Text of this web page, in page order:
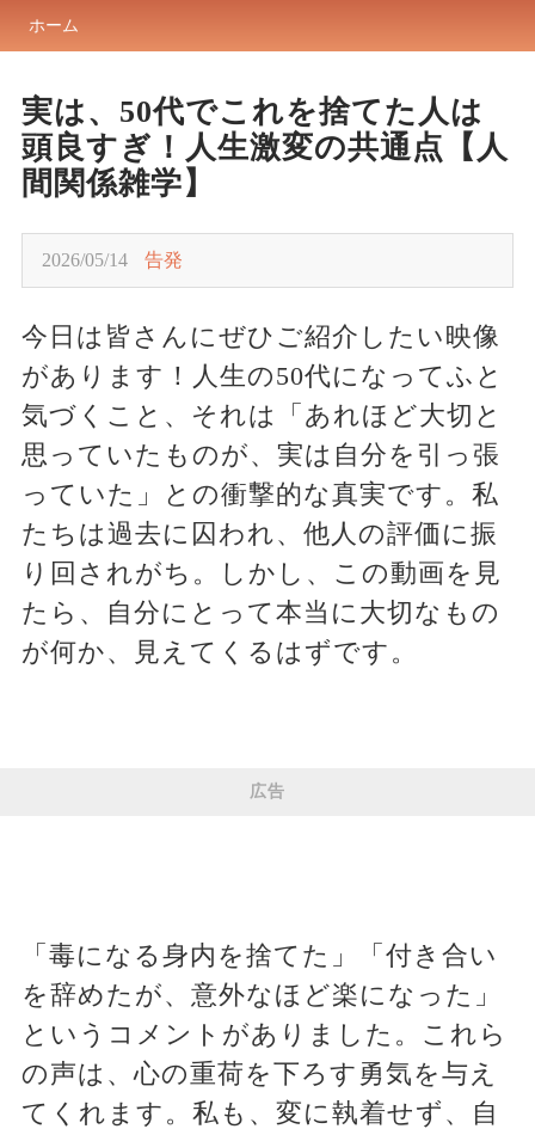
ホーム
実は、50代でこれを捨てた人は
頭良すぎ！人生激変の共通点【人
間関係雑学】
2026/05/14 告発
今日は皆さんにぜひご紹介したい映像
があります！人生の50代になってふと
気づくこと、それは「あれほど大切と
思っていたものが、実は自分を引っ張
っていた」との衝撃的な真実です。私
たちは過去に囚われ、他人の評価に振
り回されがち。しかし、この動画を見
たら、自分にとって本当に大切なもの
が何か、見えてくるはずです。
広告
「毒になる身内を捨てた」「付き合い
を辞めたが、意外なほど楽になった」
というコメントがありました。これら
の声は、心の重荷を下ろす勇気を与え
てくれます。私も、変に執着せず、自